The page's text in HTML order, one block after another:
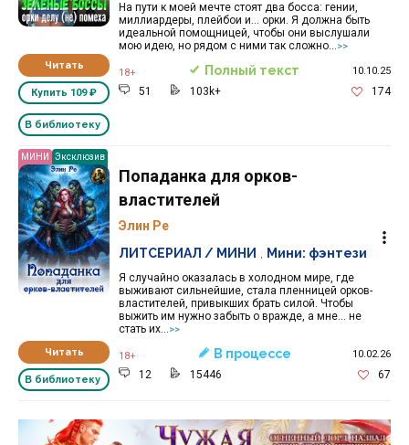
Читать
Купить 109 ₽
В библиотеку
На пути к моей мечте стоят два босса: гении,
миллиардеры, плейбои и… орки. Я должна быть
идеальной помощницей, чтобы они выслушали
мою идею, но рядом с ними так сложно...>>
18+ Полный текст 10.10.25
51 103k+ 174
МИНИ Эксклюзив
Читать
В библиотеку
Попаданка для орков-
властителей
Элин Ре
Я случайно оказалась в холодном мире, где
выживают сильнейшие, стала пленницей орков-
властителей, привыкших брать силой. Чтобы
выжить им нужно забыть о вражде, а мне… не
стать их...>>
ЛИТСЕРИАЛ / МИНИ Мини: фэнтези
18+ В процессе 10.02.26
12 15446 67